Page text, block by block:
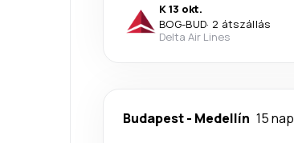
K 13 okt.
BOG-BUD· 2 átszállás
Delta Air Lines
Budapest- Medellín 15 nap